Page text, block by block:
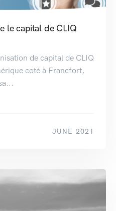
le capital de CLIQ
de capital de CLIQ
coté à Francfort,
JUNE 2021